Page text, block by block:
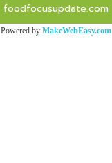
foodfocusupdate.com
Powered by MakeWebEasy.com